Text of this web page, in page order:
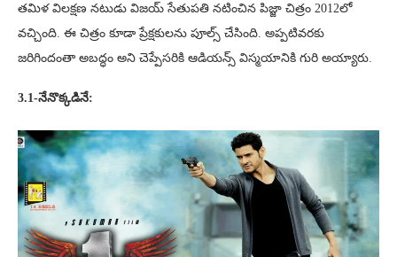
తమిళ విలక్షణ నటుడు విజయ్ సేతుపతి నటించిన పిజ్జా చిత్రం 2012లో
వచ్చింది. ఈ చిత్రం కూడా ప్రేక్షకులను పూల్స్ చేసింది. అప్పటివరకు
జరిగిందంతా అబద్ధం అని చెప్పేసరికి ఆడియన్స్ విస్మయానికి గురి అయ్యారు.
3.1-నేనొక్కడినే: